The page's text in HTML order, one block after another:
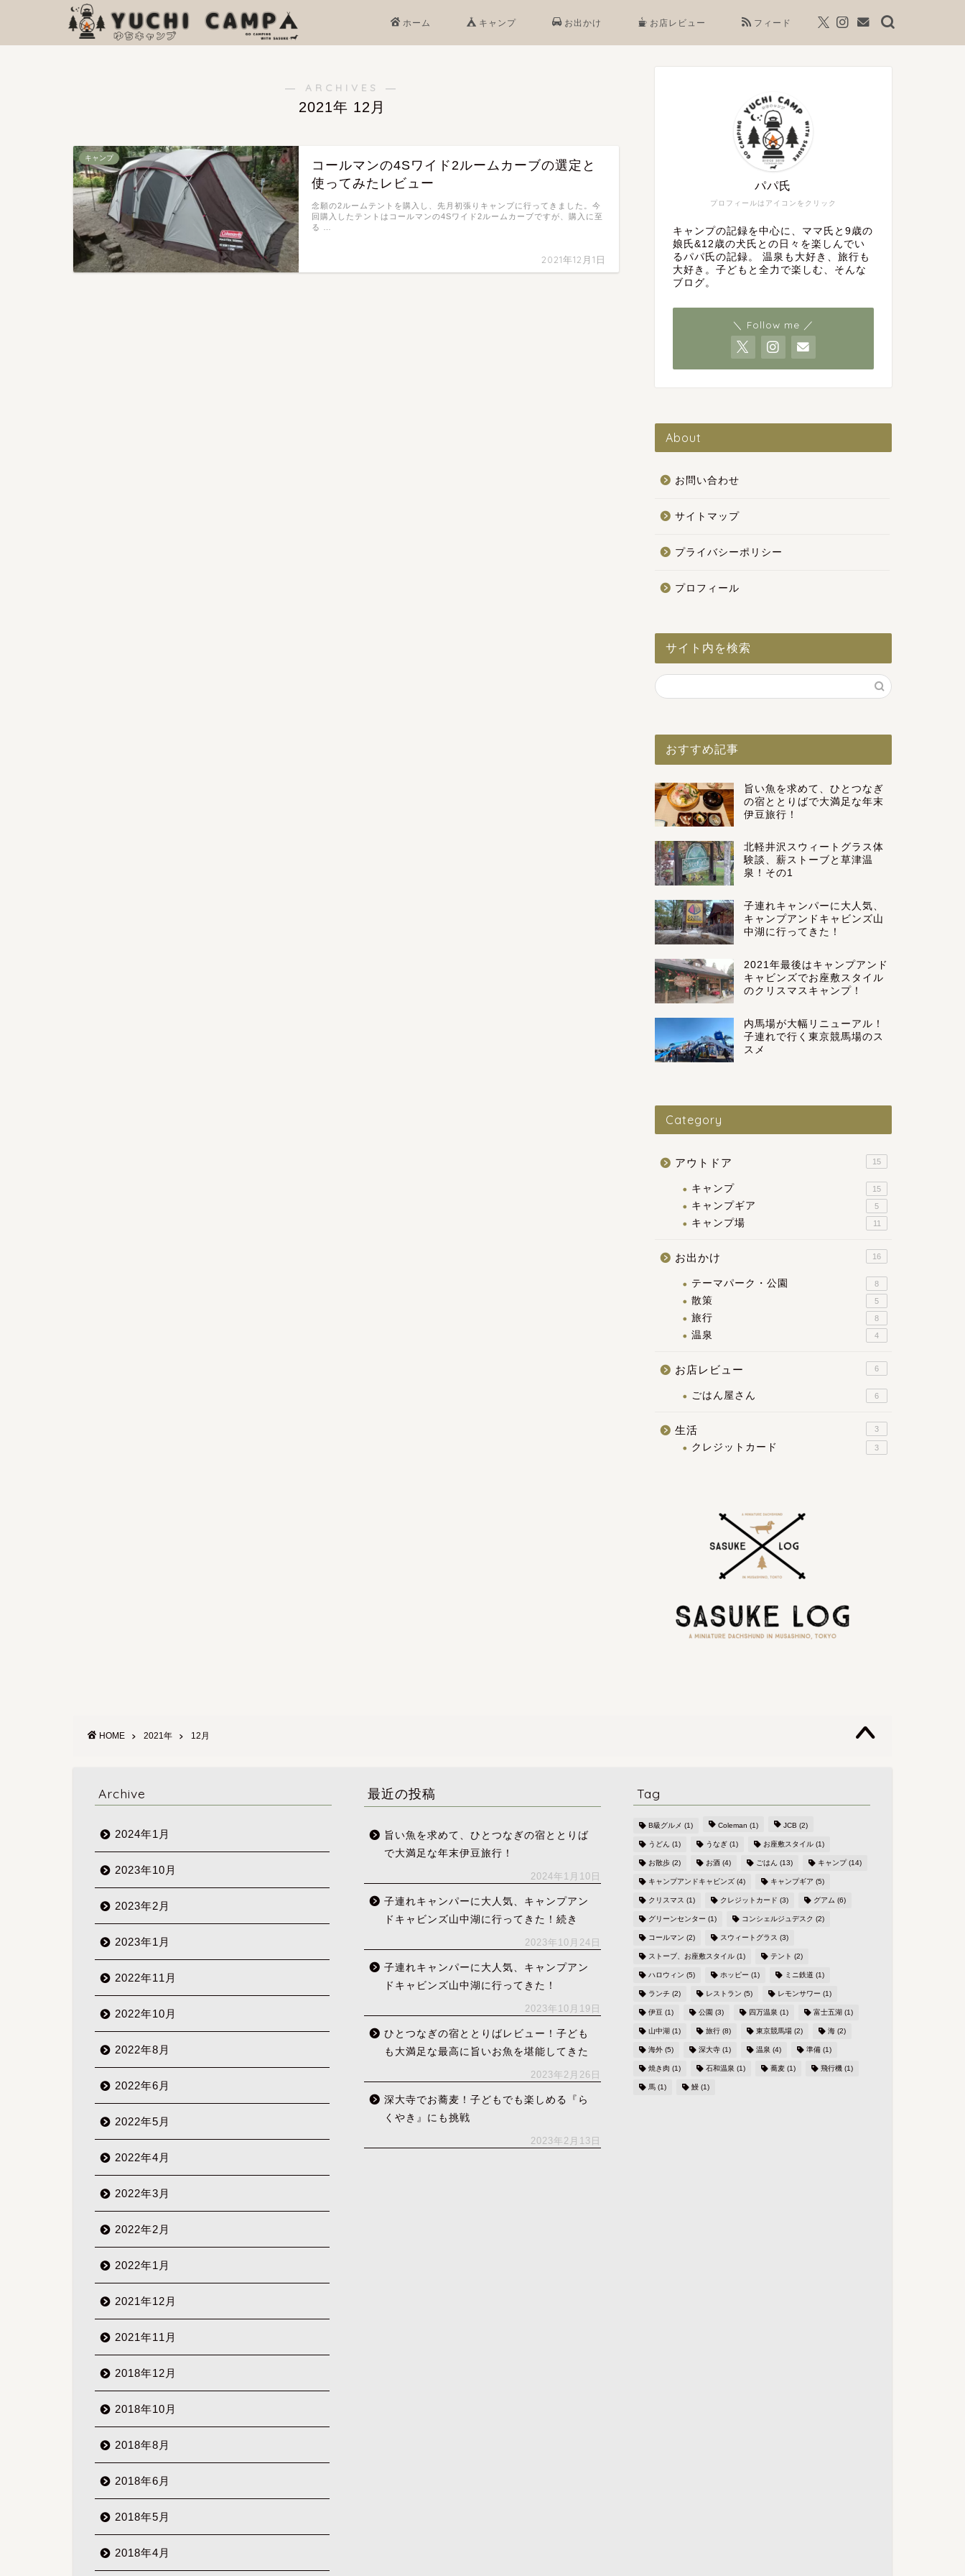
ホーム キャンプ お出かけ お店レビュー フィード
― ARCHIVES ―
2021年 12月
キャンプ
コールマンの4Sワイド2ルームカーブの選定と
使ってみたレビュー
2021年12月1日
念願の2ルームテントを購入し、先月初張りキャンプに行ってきました。今
回購入したテントはコールマンの4Sワイド2ルームカーブですが、購入に至
る …
プロフィールはアイコンをクリック
パパ氏
キャンプの記録を中心に、ママ氏と9歳の
娘氏&12歳の犬氏との日々を楽しんでい
るパパ氏の記録。 温泉も大好き、旅行も
大好き。子どもと全力で楽しむ、そんな
ブログ。
＼ Follow me ／
About
お問い合わせ
サイトマップ
プライバシーポリシー
プロフィール
サイト内を検索
おすすめ記事
旨い魚を求めて、ひとつなぎ
の宿ととりばで大満足な年末
伊豆旅行！
北軽井沢スウィートグラス体
験談、薪ストーブと草津温
泉！その1
子連れキャンパーに大人気、
キャンプアンドキャビンズ山
中湖に行ってきた！
2021年最後はキャンプアンド
キャビンズでお座敷スタイル
のクリスマスキャンプ！
内馬場が大幅リニューアル！
子連れで行く東京競馬場のス
スメ
Category
アウトドア 15
キャンプ 15
キャンプギア 5
キャンプ場 11
お出かけ 16
テーマパーク・公園 8
散策 5
旅行 8
温泉 4
お店レビュー 6
ごはん屋さん 6
生活 3
クレジットカード 3
HOME 2021年 12月
Archive
2024年1月
2023年10月
2023年2月
2023年1月
2022年11月
2022年10月
2022年8月
2022年6月
2022年5月
2022年4月
2022年3月
2022年2月
2022年1月
2021年12月
2021年11月
2018年12月
2018年10月
2018年8月
2018年6月
2018年5月
2018年4月
最近の投稿
旨い魚を求めて、ひとつなぎの宿ととりば
で大満足な年末伊豆旅行！
2024年1月10日
子連れキャンパーに大人気、キャンプアン
ドキャビンズ山中湖に行ってきた！続き
2023年10月24日
子連れキャンパーに大人気、キャンプアン
ドキャビンズ山中湖に行ってきた！
2023年10月19日
ひとつなぎの宿ととりばレビュー！子ども
も大満足な最高に旨いお魚を堪能してきた
2023年2月26日
深大寺でお蕎麦！子どもでも楽しめる『ら
くやき』にも挑戦
2023年2月13日
Tag
B級グルメ (1) Coleman (1) JCB (2)
うどん (1) うなぎ (1) お座敷スタイル (1)
お散歩 (2) お酒 (4) ごはん (13) キャンプ(14)
キャンプアンドキャビンズ (4) キャンプギア (5)
クリスマス (1) クレジットカード (3) グアム (6)
グリーンセンター (1) コンシェルジュデスク (2)
コールマン (2) スウィートグラス (3)
ストーブ、お座敷スタイル (1) テント (2)
ハロウィン (5) ホッピー (1) ミニ鉄道 (1)
ランチ (2) レストラン (5) レモンサワー (1)
伊豆 (1) 公園 (3) 四万温泉 (1) 富士五湖 (1)
山中湖 (1) 旅行 (8) 東京競馬場 (2) 海 (2)
海外 (5) 深大寺 (1) 温泉 (4) 準備 (1)
焼き肉 (1) 石和温泉 (1) 蕎麦 (1) 飛行機 (1)
馬 (1) 鰻 (1)